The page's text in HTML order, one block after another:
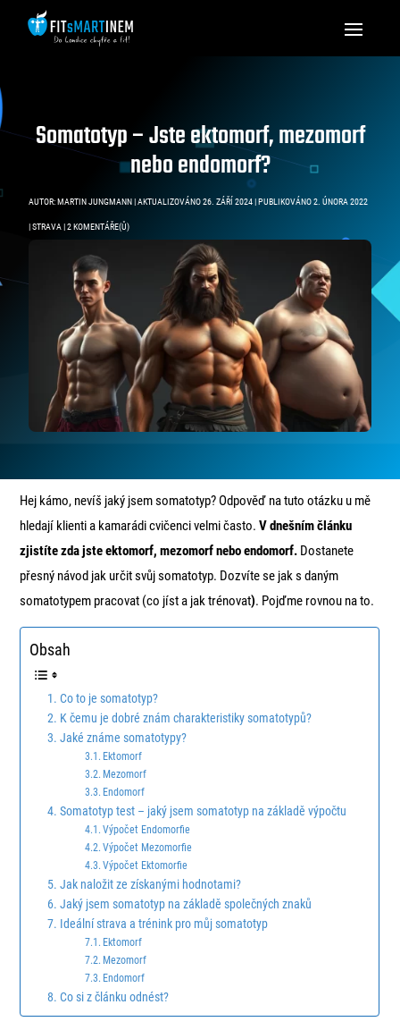
Somatotyp – Jste ektomorf, mezomorf
nebo endomorf?
AUTOR:MARTIN JUNGMANN|AKTUALIZOVÁNO 26. ZÁŘÍ 2024 | PUBLIKOVÁNO 2. ÚNORA 2022
|STRAVA |2 KOMENTÁŘE(Ů)
Hej kámo, nevíš jaký jsem somatotyp? Odpověď na tuto otázku u mě
hledají klienti a kamarádi cvičenci velmi často. V dnešním článku
zjistíte zda jste ektomorf, mezomorf nebo endomorf. Dostanete
přesný návod jak určit svůj somatotyp. Dozvíte se jak s daným
somatotypem pracovat (co jíst a jak trénovat). Pojďme rovnou na to.
Obsah
Co to je somatotyp?
K čemu je dobré znám charakteristiky somatotypů?
Jaké známe somatotypy?
Ektomorf
Mezomorf
Endomorf
Somatotyp test – jaký jsem somatotyp na základě výpočtu
Výpočet Endomorfie
Výpočet Mezomorfie
Výpočet Ektomorfie
Jak naložit ze získanými hodnotami?
Jaký jsem somatotyp na základě společných znaků
Ideální strava a trénink pro můj somatotyp
Ektomorf
Mezomorf
Endomorf
Co si z článku odnést?